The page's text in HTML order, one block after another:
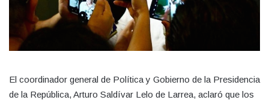
El coordinador general de Política y Gobierno de la Presidencia
de la República, Arturo Saldívar Lelo de Larrea, aclaró que los